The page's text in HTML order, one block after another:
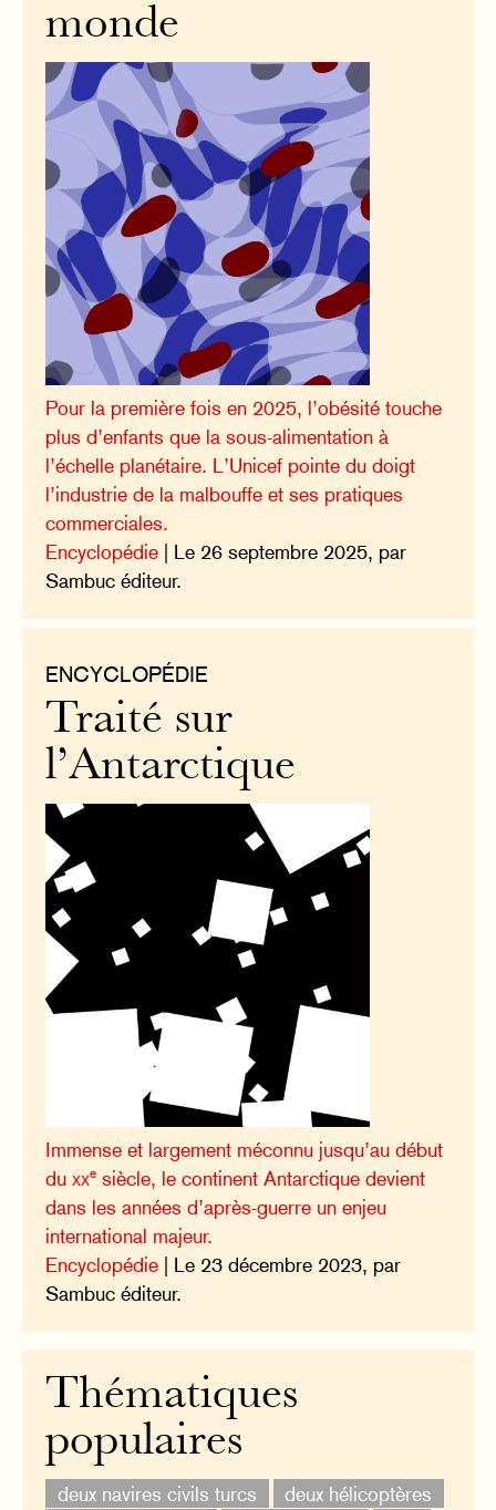
monde
Pour la première fois en 2025, l’obésité touche
plus d’enfants que la sous-alimentation à
l’échelle planétaire. L’Unicef pointe du doigt
l’industrie de la malbouffe et ses pratiques
commerciales.
Encyclopédie | Le 26 septembre 2025, par
Sambuc éditeur.
ENCYCLOPÉDIE
Traité sur
l’Antarctique
Immense et largement méconnu jusqu’au début
duxxe siècle, le continent Antarctique devient
dans les années d’après-guerre un enjeu
international majeur.
Encyclopédie | Le 23 décembre 2023, par
Sambuc éditeur.
Thématiques
populaires
deux navires civils turcs
deux hélicoptères